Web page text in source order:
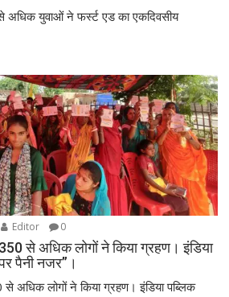
अधिक युवाओं ने फर्स्ट एड का एकदिवसीय
Editor 0
से अधिक लोगों ने किया ग्रहण। इंडिया
पैनी नजर”।
अधिक लोगों ने किया ग्रहण। इंडिया पब्लिक